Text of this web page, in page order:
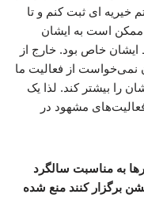
خیریه ای ثبت کنم و تا
است به ایشان
ایشان خاص بود. خارج از
نمی‌خواست از فعالیت ما
را بیشتر کند. لذا یک
مشهود در
به مناسبت سالگرد
برگزار کنند منع شده